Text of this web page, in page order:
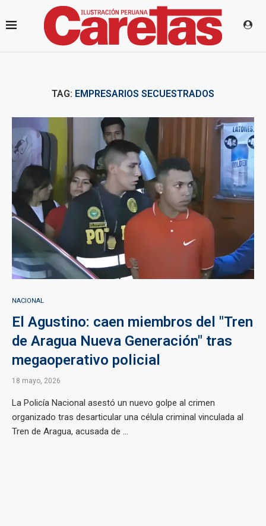
TAG: EMPRESARIOS SECUESTRADOS
NACIONAL
El Agustino: caen miembros del "Tren
de Aragua Nueva Generación" tras
megaoperativo policial
18 mayo, 2026
La Policía Nacional asestó un nuevo golpe al crimen
organizado tras desarticular una célula criminal vinculada al
Tren de Aragua, acusada de ...